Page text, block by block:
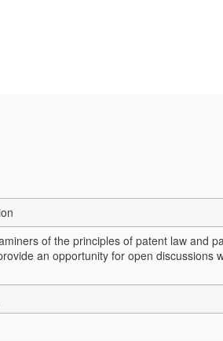
of the principles of patent law and
an opportunity for open discussions